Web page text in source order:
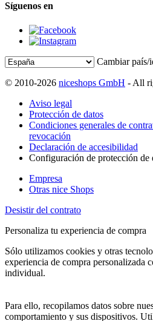
Síguenos en
Cambiar país/
© 2010-2026 niceshops GmbH - All
Aviso legal
Protección de datos
Condiciones generales de
revocación
Declaración de accesibilidad
Configuración de protección de
Empresa
Otras nice Shops
Desistir del contrato
Personaliza tu experiencia de compra
Sólo utilizamos cookies y otras
experiencia de compra personalizada
individual.
Para ello, recopilamos datos sobre
comportamiento y sus dispositivos.